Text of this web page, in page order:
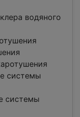
водяного
системы
системы